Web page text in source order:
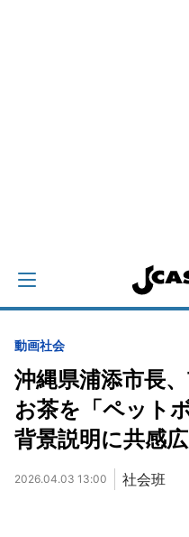
動画社会
沖縄県浦添市長
お茶を「ペット
背景説明に共感
2026.04.03 13:00 社会班